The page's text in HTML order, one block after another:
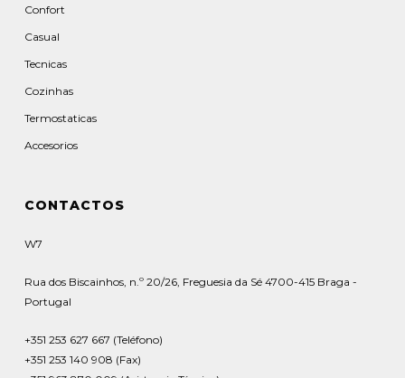
Confort
Casual
Tecnicas
Cozinhas
Termostaticas
Accesorios
CONTACTOS
W7
Rua dos Biscainhos, n.º 20/26, Freguesia da Sé 4700-415 Braga -
Portugal
+351 253 627 667 (Teléfono)
+351 253 140 908 (Fax)